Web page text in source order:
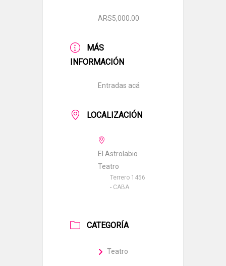
ARS5,000.00
MÁS
INFORMACIÓN
Entradas acá
LOCALIZACIÓN
El Astrolabio
Teatro
Terrero 1456
- CABA
CATEGORÍA
Teatro